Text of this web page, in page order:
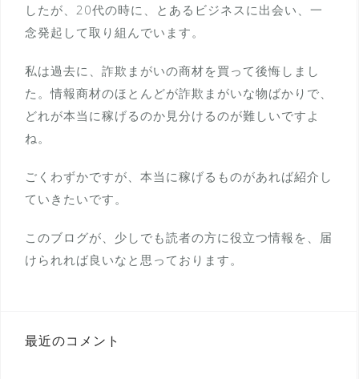
したが、20代の時に、とあるビジネスに出会い、一
念発起して取り組んでいます。
私は過去に、詐欺まがいの商材を買って後悔しまし
た。情報商材のほとんどが詐欺まがいな物ばかりで、
どれが本当に稼げるのか見分けるのが難しいですよ
ね。
ごくわずかですが、本当に稼げるものがあれば紹介し
ていきたいです。
このブログが、少しでも読者の方に役立つ情報を、届
けられれば良いなと思っております。
最近のコメント